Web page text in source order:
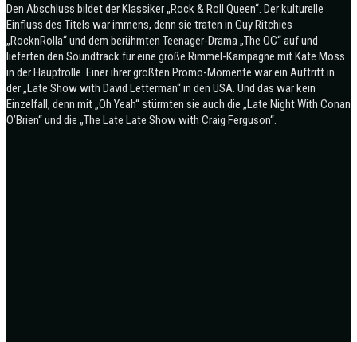
Den Abschluss bildet der Klassiker „Rock & Roll Queen“. Der kulturelle
Einfluss des Titels war immens, denn sie traten in Guy Ritchies
„RocknRolla“ und dem berühmten Teenager-Drama „The OC“ auf und
lieferten den Soundtrack für eine große Rimmel-Kampagne mit Kate Moss
in der Hauptrolle. Einer ihrer größten Promo-Momente war ein Auftritt in
der „Late Show with David Letterman“ in den USA. Und das war kein
Einzelfall, denn mit „Oh Yeah“ stürmten sie auch die „Late Night With Conan
O’Brien“ und die „The Late Late Show with Craig Ferguson“.